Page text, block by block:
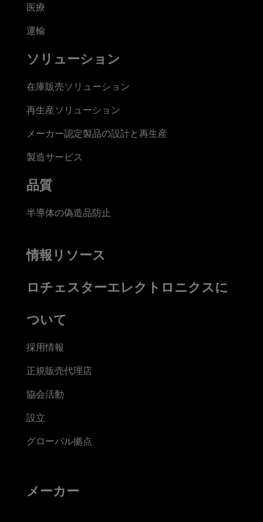
医療
運輸
ソリューション
在庫販売ソリューション
再生産ソリューション
メーカー認定製品の設計と再生産
製造サービス
品質
半導体の偽造品防止
情報リソース
ロチェスターエレクトロニクスに
ついて
採用情報
正規販売代理店
協会活動
設立
グローバル拠点
メーカー